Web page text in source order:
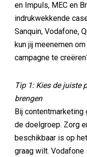
en Impuls, MEC en
indrukwekkende
Sanquin, Vodafone,
kun jij meenemen
campagne te
Tip 1: Kies de juiste
brengen
Bij
de doelgroep. Zorg
beschikbaar is op
graag wilt.